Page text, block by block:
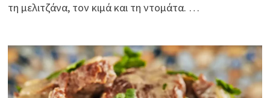
τη μελιτζάνα, τον κιμά και τη ντομάτα. …